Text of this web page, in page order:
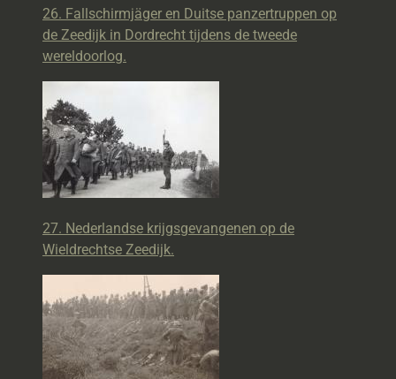
26. Fallschirmjäger en Duitse panzertruppen op
de Zeedijk in Dordrecht tijdens de tweede
wereldoorlog.
27. Nederlandse krijgsgevangenen op de
Wieldrechtse Zeedijk.